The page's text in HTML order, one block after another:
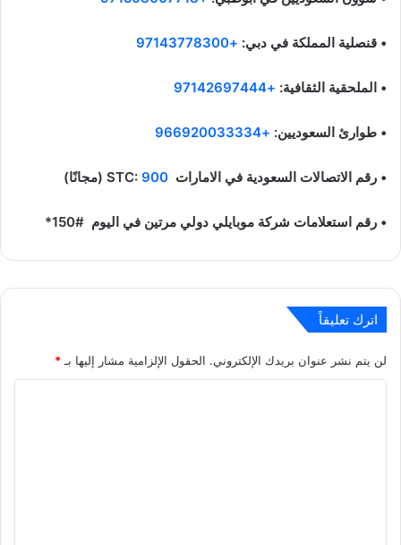
• قنصلية المملكة في دبي: +97143778300
• الملحقية الثقافية: +97142697444
• طوارئ السعوديين: +966920033334
• رقم الاتصالات السعودية في الامارات STC: 900 (مجانًا)
• رقم استعلامات شركة موبايلي دولي مرتين في اليوم #150*
اترك تعليقاً
لن يتم نشر عنوان بريدك الإلكتروني. الحقول الإلزامية مشار إليها بـ*